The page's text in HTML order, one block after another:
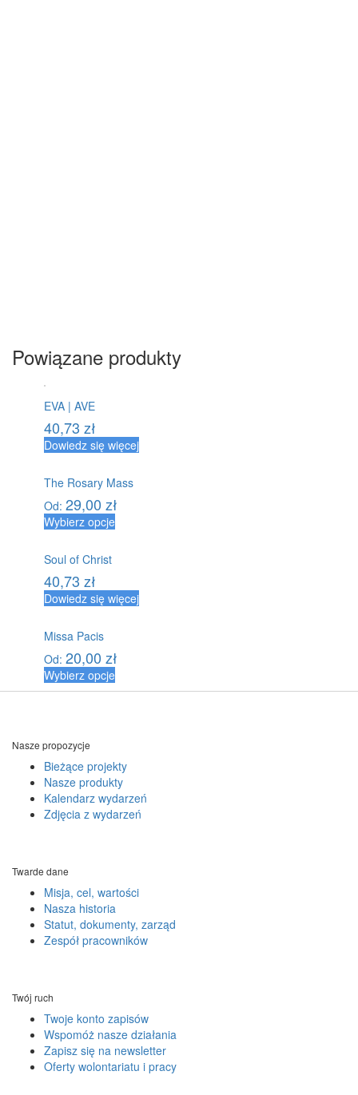
Powiązane produkty
EVA | AVE
40,73 zł
Dowiedz się więcej
The Rosary Mass
Od: 29,00 zł
Wybierz opcje
Soul of Christ
40,73 zł
Dowiedz się więcej
Missa Pacis
Od: 20,00 zł
Wybierz opcje
Nasze propozycje
Bieżące projekty
Nasze produkty
Kalendarz wydarzeń
Zdjęcia z wydarzeń
Twarde dane
Misja, cel, wartości
Nasza historia
Statut, dokumenty, zarząd
Zespół pracowników
Twój ruch
Twoje konto zapisów
Wspomóż nasze działania
Zapisz się na newsletter
Oferty wolontariatu i pracy